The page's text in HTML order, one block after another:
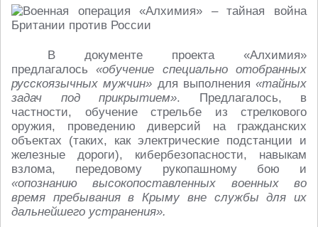
В документе проекта «Алхимия»
предлагалось«обучение специально отобранных
русскоязычных мужчин» для выполнения «тайных
задач под прикрытием». Предлагалось, в
частности, обучение стрельбе из стрелкового
оружия, проведению диверсий на гражданских
объектах (таких, как электрические подстанции и
железные дороги), кибербезопасности, навыкам
взлома, передовому рукопашному бою и
«опознанию высокопоставленных военных во
время пребывания в Крыму вне службы для их
дальнейшего устранения».